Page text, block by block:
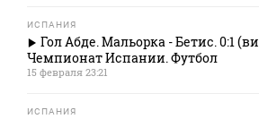
ИСПАНИЯ
Гол Абде. Мальорка - Бетис. 0:1
Чемпионат Испании. Футбол
15 февраля 23:21
ИСПАНИЯ